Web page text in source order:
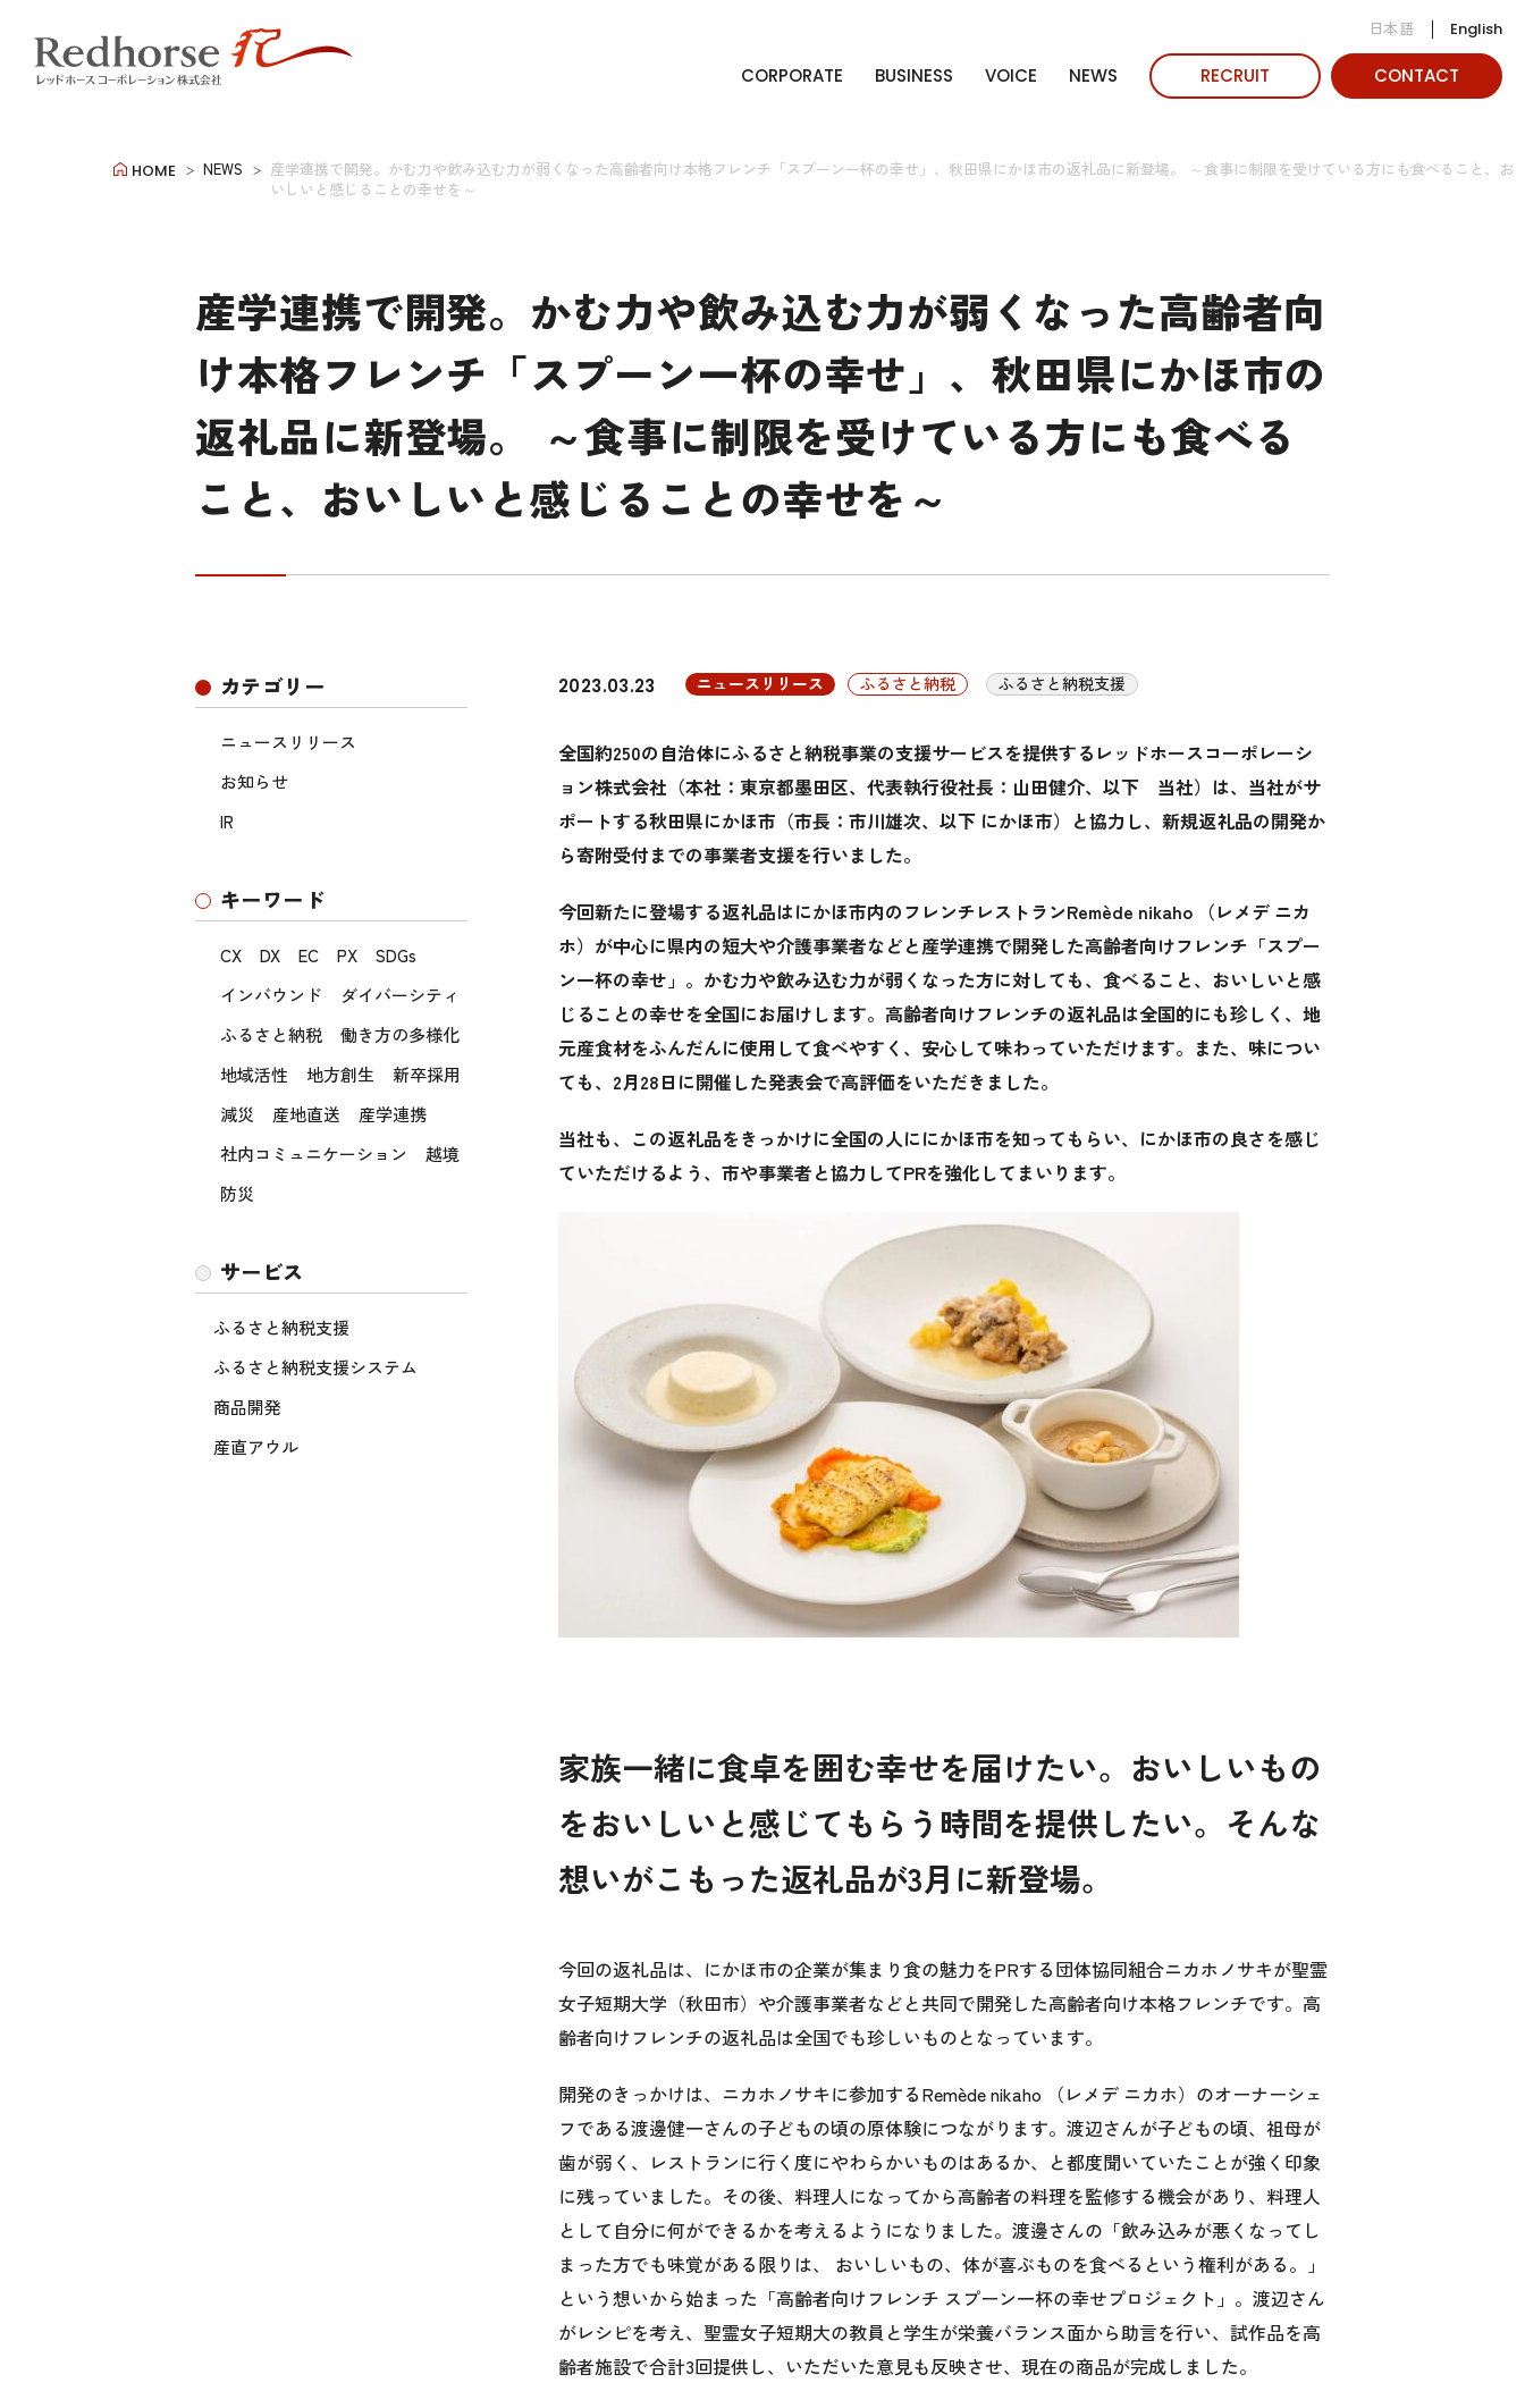
日本語 English
CORPORATE BUSINESS VOICE NEWS RECRUIT CONTACT
HOME NEWS
産学連携で開発。かむ力や飲み込む力が弱くなった高齢者向け本格フレンチ「スプーン一杯の幸せ」、秋田県にかほ市の返礼品に新登場。 ～食事に制限を受けている方にも食べること、お
いしいと感じることの幸せを～
産学連携で開発。かむ力や飲み込む力が弱くなった高齢者向
け本格フレンチ「スプーン一杯の幸せ」、秋田県にかほ市の
返礼品に新登場。 ～食事に制限を受けている方にも食べる
こと、おいしいと感じることの幸せを～
カテゴリー
ニュースリリース
お知らせ
IR
キーワード
CX DX EC PX
SDGs
インバウンド
ダイバーシティ
ふるさと納税
働き方の多様化
地域活性
地方創生
新卒採用
減災
産地直送
産学連携
社内コミュニケーション
越境
防災
サービス
ふるさと納税支援
ふるさと納税支援システム
商品開発
産直アウル
2023.03.23 ニュースリリース ふるさと納税 ふるさと納税支援
全国約250の自治体にふるさと納税事業の支援サービスを提供するレッドホースコーポレーシ
ョン株式会社（本社：東京都墨田区、代表執行役社長：山田健介、以下 当社）は、当社がサ
ポートする秋田県にかほ市（市長：市川雄次、以下 にかほ市）と協力し、新規返礼品の開発か
ら寄附受付までの事業者支援を行いました。
今回新たに登場する返礼品はにかほ市内のフレンチレストランRemède nikaho （レメデ ニカ
ホ）が中心に県内の短大や介護事業者などと産学連携で開発した高齢者向けフレンチ「スプー
ン一杯の幸せ」。かむ力や飲み込む力が弱くなった方に対しても、食べること、おいしいと感
じることの幸せを全国にお届けします。高齢者向けフレンチの返礼品は全国的にも珍しく、地
元産食材をふんだんに使用して食べやすく、安心して味わっていただけます。また、味につい
ても、2月28日に開催した発表会で高評価をいただきました。
当社も、 この返礼品をきっかけに全国の人ににかほ市を知ってもらい、にかほ市の良さを感じ
ていただけるよう、市や事業者と協力してPRを強化してまいります。
家族一緒に食卓を囲む幸せを届けたい。おいしいもの
をおいしいと感じてもらう時間を提供したい。そんな
想いがこもった返礼品が3月に新登場。
今回の返礼品は、にかほ市の企業が集まり食の魅力をPRする団体協同組合ニカホノサキが聖霊
女子短期大学（秋田市）や介護事業者などと共同で開発した高齢者向け本格フレンチです。高
齢者向けフレンチの返礼品は全国でも珍しいものとなっています。
開発のきっかけは、ニカホノサキに参加するRemède nikaho （レメデ ニカホ）のオーナーシェ
フである渡邊健一さんの子どもの頃の原体験につながります。渡辺さんが子どもの頃、祖母が
歯が弱く、レストランに行く度にやわらかいものはあるか、と都度聞いていたことが強く印象
に残っていました。その後、料理人になってから高齢者の料理を監修する機会があり、料理人
として自分に何ができるかを考えるようになりました。渡邊さんの「飲み込みが悪くなってし
まった方でも味覚がある限りは、 おいしいもの、体が喜ぶものを食べるという権利がある。」
という想いから始まった「高齢者向けフレンチ スプーン一杯の幸せプロジェクト」。渡辺さん
がレシピを考え、聖霊女子短期大の教員と学生が栄養バランス面から助言を行い、試作品を高
齢者施設で合計3回提供し、いただいた意見も反映させ、現在の商品が完成しました。